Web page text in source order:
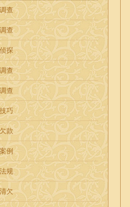
查
查
探
查
查
巧
款
例
规
欠